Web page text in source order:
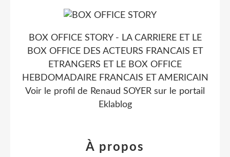
BOX OFFICE STORY - LA CARRIERE ET LE
BOX OFFICE DES ACTEURS FRANCAIS ET
ETRANGERS ET LE BOX OFFICE
HEBDOMADAIRE FRANCAIS ET AMERICAIN
Voir le profil de Renaud SOYER sur le portail
Eklablog
À propos